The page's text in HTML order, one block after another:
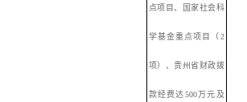
点项目、国家社会科
学基金重点项目（2
项）、贵州省财政拨
款经费达500万元及